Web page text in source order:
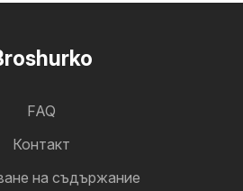
FAQ
Контакт
на съдържание